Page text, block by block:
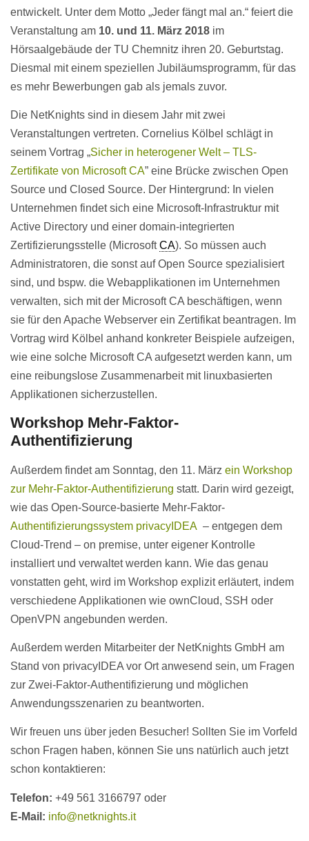
entwickelt. Unter dem Motto „Jeder fängt mal an.“ feiert die
Veranstaltung am 10. und 11. März 2018 im
Hörsaalgebäude der TU Chemnitz ihren 20. Geburtstag.
Diesmal mit einem speziellen Jubiläumsprogramm, für das
es mehr Bewerbungen gab als jemals zuvor.
Die NetKnights sind in diesem Jahr mit zwei
Veranstaltungen vertreten. Cornelius Kölbel schlägt in
seinem Vortrag „Sicher in heterogener Welt – TLS-
Zertifikate von Microsoft CA” eine Brücke zwischen Open
Source und Closed Source. Der Hintergrund: In vielen
Unternehmen findet sich eine Microsoft-Infrastruktur mit
Active Directory und einer domain-integrierten
Zertifizierungsstelle (MicrosoftCA). So müssen auch
Administratoren, die sonst auf Open Source spezialisiert
sind, und bspw. die Webapplikationen im Unternehmen
verwalten, sich mit der Microsoft CA beschäftigen, wenn
sie für den Apache Webserver ein Zertifikat beantragen. Im
Vortrag wird Kölbel anhand konkreter Beispiele aufzeigen,
wie eine solche Microsoft CA aufgesetzt werden kann, um
eine reibungslose Zusammenarbeit mit linuxbasierten
Applikationen sicherzustellen.
Workshop Mehr-Faktor-
Authentifizierung
Außerdem findet am Sonntag, den 11. März ein Workshop
zur Mehr-Faktor-Authentifizierung statt. Darin wird gezeigt,
wie das Open-Source-basierte Mehr-Faktor-
Authentifizierungssystem privacyIDEA – entgegen dem
Cloud-Trend – on premise, unter eigener Kontrolle
installiert und verwaltet werden kann. Wie das genau
vonstatten geht, wird im Workshop explizit erläutert, indem
verschiedene Applikationen wie ownCloud, SSH oder
OpenVPN angebunden werden.
Außerdem werden Mitarbeiter der NetKnights GmbH am
Stand von privacyIDEA vor Ort anwesend sein, um Fragen
zur Zwei-Faktor-Authentifizierung und möglichen
Anwendungsszenarien zu beantworten.
Wir freuen uns über jeden Besucher! Sollten Sie im Vorfeld
schon Fragen haben, können Sie uns natürlich auch jetzt
schon kontaktieren:
Telefon: +49 561 3166797 oder
E-Mail: info@netknights.it